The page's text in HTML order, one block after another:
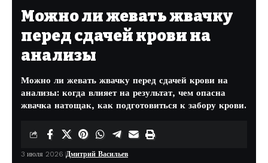
Можно ли жевать жвачку
перед сдачей крови на
анализы
Можно ли жевать жвачку перед сдачей крови на
анализы: когда влияет на результат, чем опасна
жвачка натощак, как подготовиться к забору крови.
3 июля 2026 Дмитрий Васильев